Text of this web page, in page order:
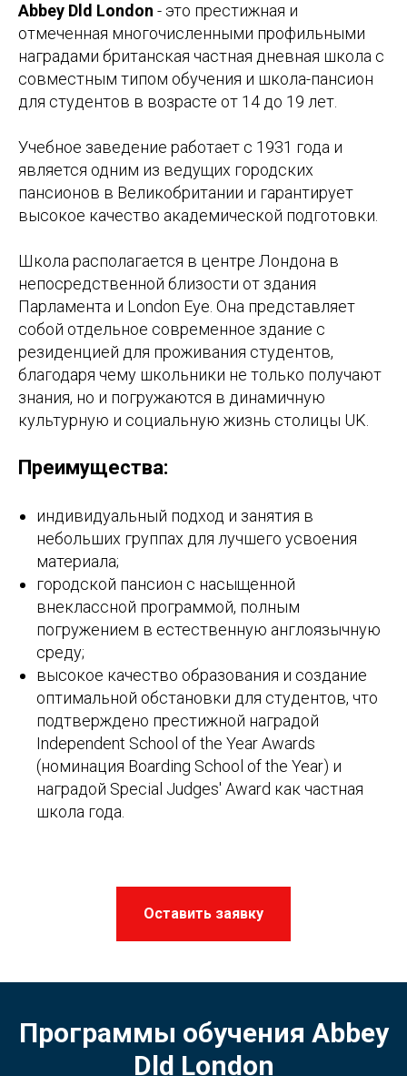
Abbey Dld London - это престижная и
отмеченная многочисленными профильными
наградами британская частная дневная школа с
совместным типом обучения и школа-пансион
для студентов в возрасте от 14 до 19 лет.
Учебное заведение работает с 1931 года и
является одним из ведущих городских
пансионов в Великобритании и гарантирует
высокое качество академической подготовки.
Школа располагается в центре Лондона в
непосредственной близости от здания
Парламента и London Eye. Она представляет
собой отдельное современное здание с
резиденцией для проживания студентов,
благодаря чему школьники не только получают
знания, но и погружаются в динамичную
культурную и социальную жизнь столицы UK.
Преимущества:
индивидуальный подход и занятия в
небольших группах для лучшего усвоения
материала;
городской пансион с насыщенной
внеклассной программой, полным
погружением в естественную англоязычную
среду;
высокое качество образования и создание
оптимальной обстановки для студентов, что
подтверждено престижной наградой
Independent School of the Year Awards
(номинация Boarding School of the Year) и
наградой Special Judges' Award как частная
школа года.
Оставить заявку
Программы обучения Abbey
Dld London